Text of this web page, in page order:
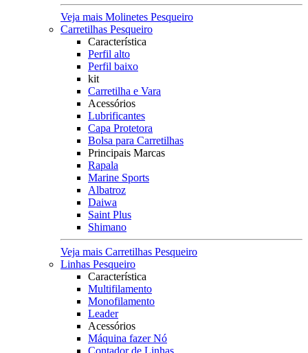
Veja mais Molinetes Pesqueiro
Carretilhas Pesqueiro
Característica
Perfil alto
Perfil baixo
kit
Carretilha e Vara
Acessórios
Lubrificantes
Capa Protetora
Bolsa para Carretilhas
Principais Marcas
Rapala
Marine Sports
Albatroz
Daiwa
Saint Plus
Shimano
Veja mais Carretilhas Pesqueiro
Linhas Pesqueiro
Característica
Multifilamento
Monofilamento
Leader
Acessórios
Máquina fazer Nó
Contador de Linhas